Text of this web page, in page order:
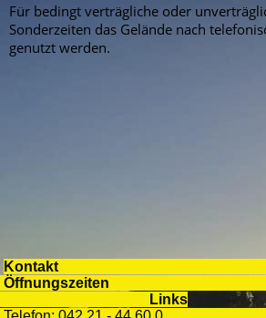
Für bedingt verträgliche oder
Sonderzeiten das Gelände nach
genutzt werden.
Kontakt
Öffnungszeiten
Links